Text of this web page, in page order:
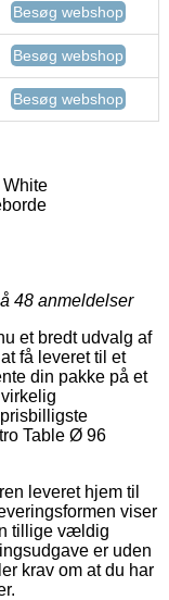
Besøg webshop
Besøg webshop
Besøg webshop
White
48 anmeldelser
et bredt udvalg af
få leveret til et
din pakke på et
Table Ø 96
leveret hjem til
viser
tillige vældig
er uden
krav om at du har